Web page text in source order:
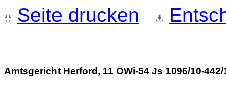
Seite drucken
Amtsgericht Herford, 11 OWi-54 Js 1096/10-442/